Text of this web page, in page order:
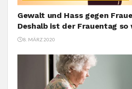
Gewalt und Hass gegen
Deshalb ist der Frauentag so
8. MÄRZ 2020